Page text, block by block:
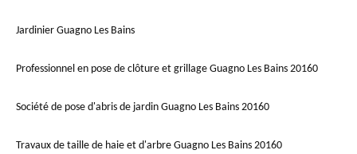
Jardinier Guagno Les Bains
Professionnel en pose de clôture et grillage Guagno Les Bains 20160
Société de pose d'abris de jardin Guagno Les Bains 20160
Travaux de taille de haie et d'arbre Guagno Les Bains 20160